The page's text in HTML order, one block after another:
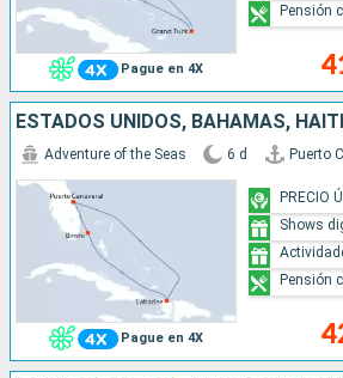
Pague en 4X
Pensión
ESTADOS UNIDOS, BAHAMAS, HAITI
Pague en 4X
Adventure of the Seas 6 d Puerto
PRECIO
Shows
Pensión